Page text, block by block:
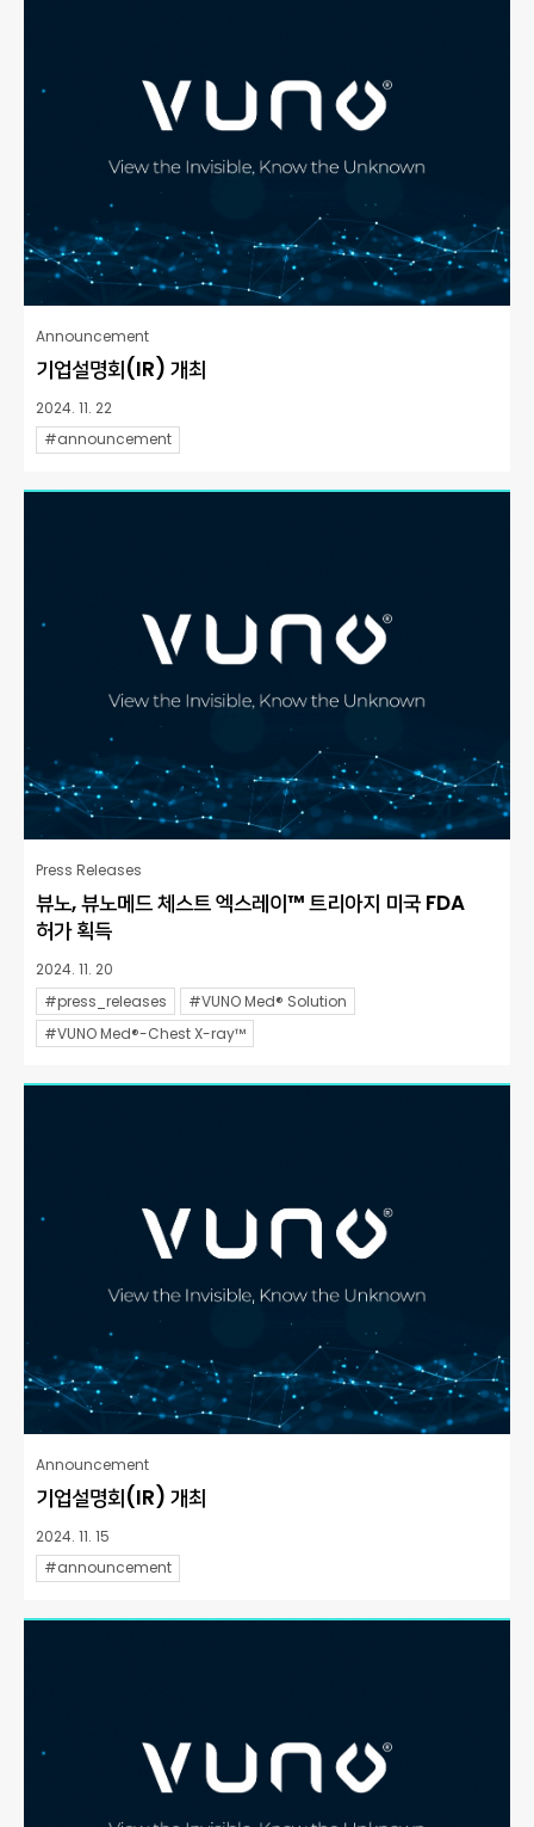
Announcement
기업설명회(IR) 개최
2024. 11. 22
#announcement
Press Releases
뷰노, 뷰노메드 체스트 엑스레이™ 트리아지 미국 FDA
허가 획득
2024. 11. 20
#press_releases
#VUNO Med® Solution
#VUNO Med®-Chest X-ray™
Announcement
기업설명회(IR) 개최
2024. 11. 15
#announcement